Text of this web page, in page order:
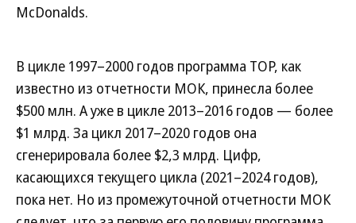
McDonalds.
В цикле 1997–2000 годов программа TOP, как
известно из отчетности МОК, принесла более
$500 млн. А уже в цикле 2013–2016 годов — более
$1 млрд. За цикл 2017–2020 годов она
сгенерировала более $2,3 млрд. Цифр,
касающихся текущего цикла (2021–2024 годов),
пока нет. Но из промежуточной отчетности МОК